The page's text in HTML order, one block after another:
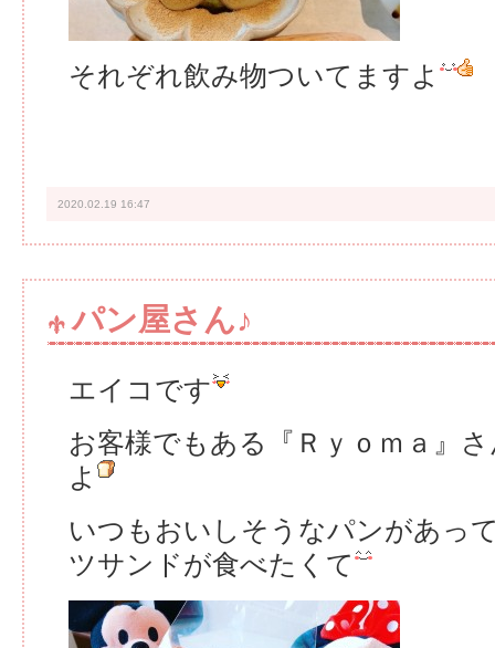
それぞれ飲み物ついてますよ
2020.02.19 16:47
パン屋さん♪
エイコです
お客様でもある『Ｒｙｏｍａ』
よ
いつもおいしそうなパンがあっ
ツサンドが食べたくて